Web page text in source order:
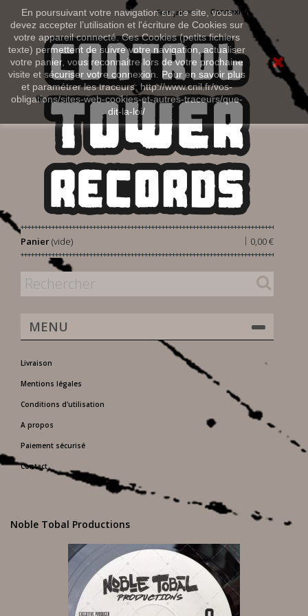
En poursuivant votre navigation sur ce site, vous
devez accepter l’utilisation et l'écriture de Cookies sur
votre appareil connecté. Ces Cookies (petits fichiers
texte) permettent de suivre votre navigation, actualiser
votre panier, vous reconnaitre lors de votre prochaine
visite et sécuriser votre connexion. Pour en savoir plus
et paramétrer les traceurs: http://www.cnil.fr/vos-
obligations/sites-web-cookies-et-autres-traceurs/que-
dit-la-loi/
Connexion
Français
Panier 0,00 €
|
(vide)
MENU
Livraison
Mentions légales
Conditions d'utilisation
A propos
Paiement sécurisé
Contact
Noble Tobal Productions